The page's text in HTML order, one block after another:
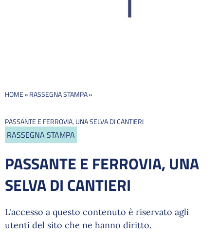
HOME»RASSEGNA STAMPA»
PASSANTE E FERROVIA, UNA SELVA DI CANTIERI
RASSEGNA STAMPA
PASSANTE E FERROVIA, UNA
SELVA DI CANTIERI
L'accesso a questo contenuto è riservato agli
utenti del sito che ne hanno diritto.